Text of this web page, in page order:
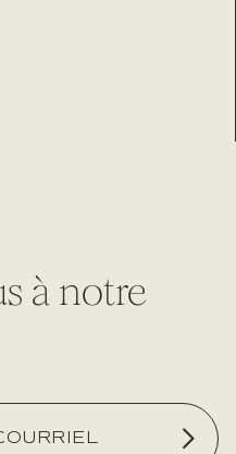
à notre